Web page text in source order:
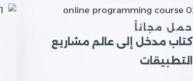
حمل مجاناً
كتاب مدخل إلى عالم مشاريع
التطبيقات